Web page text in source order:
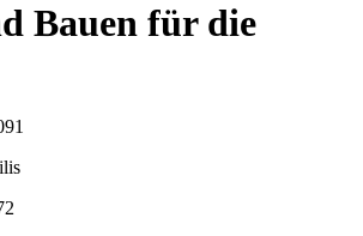
Bauen für die